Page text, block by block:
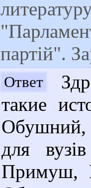
партій".
Ответ
такие
Обушний,
для
Примуш,